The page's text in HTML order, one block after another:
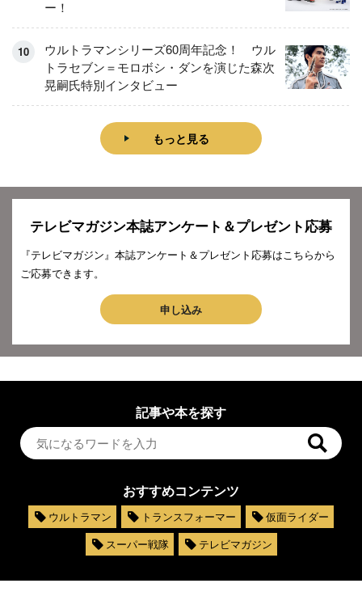
ー！
ウルトラマンシリーズ60周年記念！ ウル
トラセブン＝モロボシ・ダンを演じた森次
晃嗣氏特別インタビュー
もっと見る
テレビマガジン本誌アンケート＆プレゼント応募
『テレビマガジン』本誌アンケート＆プレゼント応募はこちらから
ご応募できます。
申し込み
記事や本を探す
おすすめコンテンツ
ウルトラマン トランスフォーマー
仮面ライダー
スーパー戦隊
テレビマガジン